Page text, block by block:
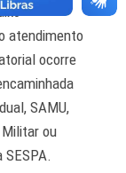
atendimento
ocorre
SAMU,
Militar ou